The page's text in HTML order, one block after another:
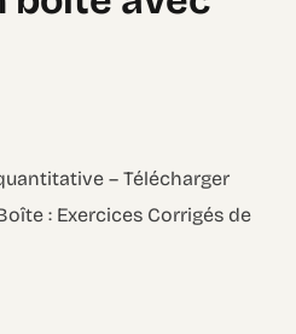
Statistique & probabilités
– Télécharger
: Exercices Corrigés de